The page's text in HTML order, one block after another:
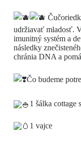
udržiavať mladosť.
imunitný systém a
následky
chránia DNA a
Čo budeme
1 šálka cottage
1 vajce